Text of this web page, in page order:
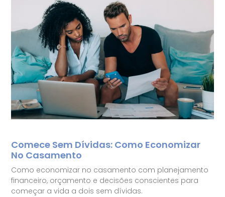
Comece Sem Dívidas: Como Economizar
No Casamento
Como economizar no casamento com planejamento
financeiro, orçamento e decisões conscientes para
começar a vida a dois sem dívidas.